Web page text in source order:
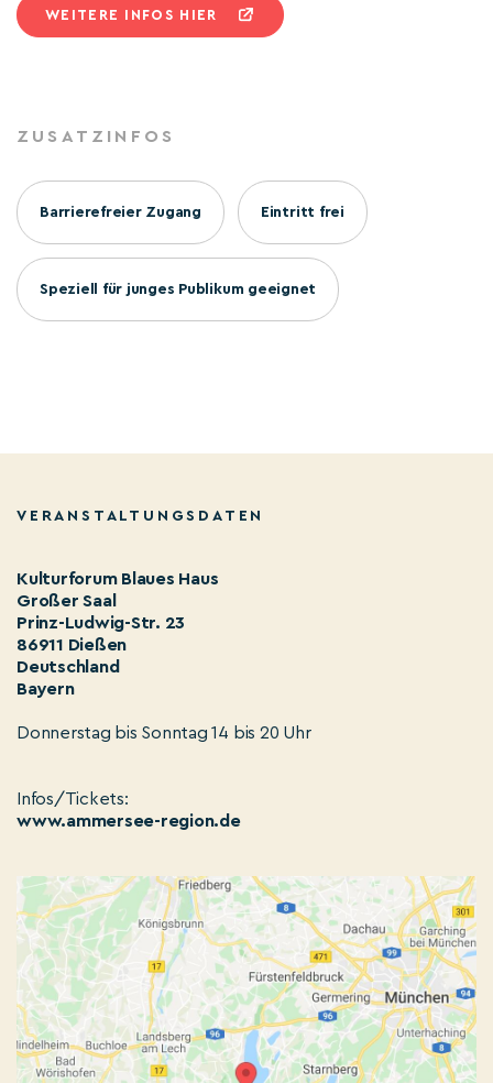
WEITERE INFOS HIER
ZUSATZINFOS
Barrierefreier Zugang Eintritt frei
Speziell für junges Publikum geeignet
VERANSTALTUNGSDATEN
Kulturforum Blaues Haus
Großer Saal
Prinz-Ludwig-Str. 23
86911 Dießen
Deutschland
Bayern
Donnerstag bis Sonntag 14 bis 20 Uhr
Infos/Tickets:
www.ammersee-region.de